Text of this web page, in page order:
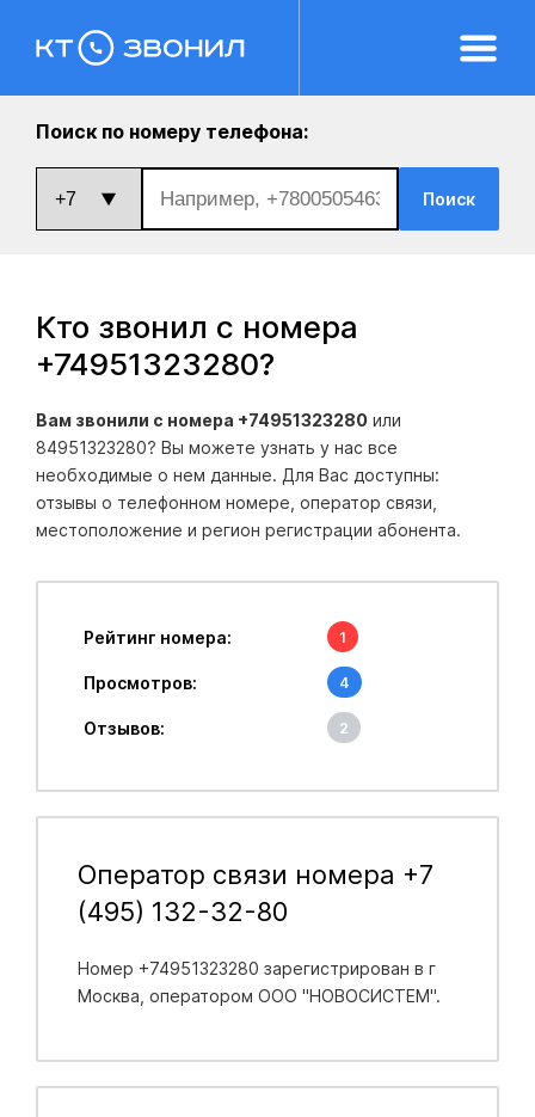
Поиск по номеру телефона:
Поиск
Кто звонил с номера
+74951323280?
Вам звонили с номера +74951323280 или
84951323280? Вы можете узнать у нас все
необходимые о нем данные. Для Вас доступны:
отзывы о телефонном номере, оператор связи,
местоположение и регион регистрации абонента.
Рейтинг номера: 1
Просмотров: 4
Отзывов: 2
Оператор связи номера +7
(495) 132-32-80
Номер +74951323280 зарегистрирован в г
Москва , оператором ООО "НОВОСИСТЕМ".